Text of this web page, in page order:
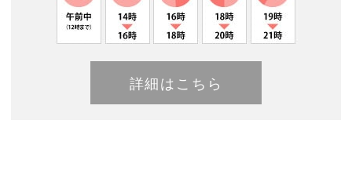
詳細はこちら